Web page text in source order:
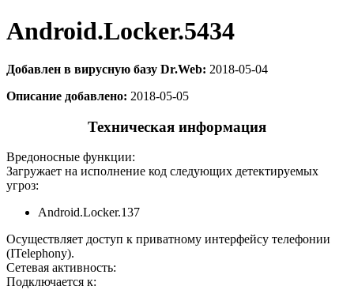
Android.Locker.5434
Добавлен в вирусную базу Dr.Web: 2018-05-04
Описание добавлено: 2018-05-05
Техническая информация
Вредоносные функции:
Загружает на исполнение код следующих детектируемых
угроз:
Android.Locker.137
Осуществляет доступ к приватному интерфейсу телефонии
(ITelephony).
Сетевая активность:
Подключается к: